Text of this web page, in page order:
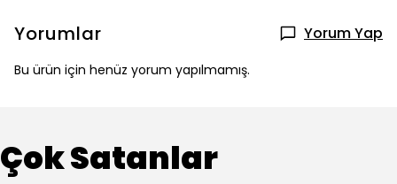
Yorumlar Yorum Yap
Bu ürün için henüz yorum yapılmamış.
Çok Satanlar